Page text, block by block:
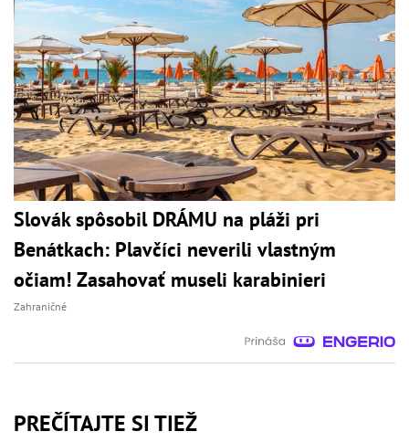
Slovák spôsobil DRÁMU na pláži pri
Benátkach: Plavčíci neverili vlastným
očiam! Zasahovať museli karabinieri
Zahraničné
PREČÍTAJTE SI TIEŽ